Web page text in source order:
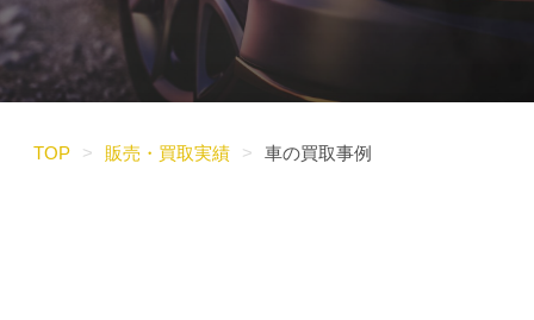
TOP > 販売・買取実績 > 車の買取事例